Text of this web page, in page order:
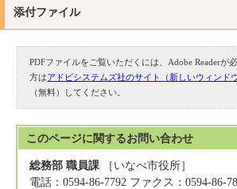
添付ファイル
PDFファイルをご覧いただくには、Adobe Readerが
方はアドビシステムズ社のサイト（新しいウィンド
（無料）してください。
このページに関するお問い合わせ
総務部 職員課 ［いなべ市役所］
電話：0594-86-7792 ファクス：0594-86-